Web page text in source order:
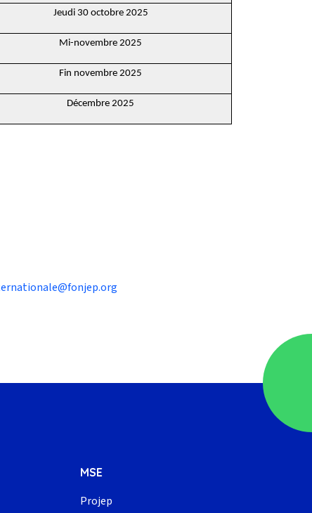
Jeudi 30 octobre 2025
Mi-novembre 2025
Fin novembre 2025
Décembre 2025
MSE
Projep